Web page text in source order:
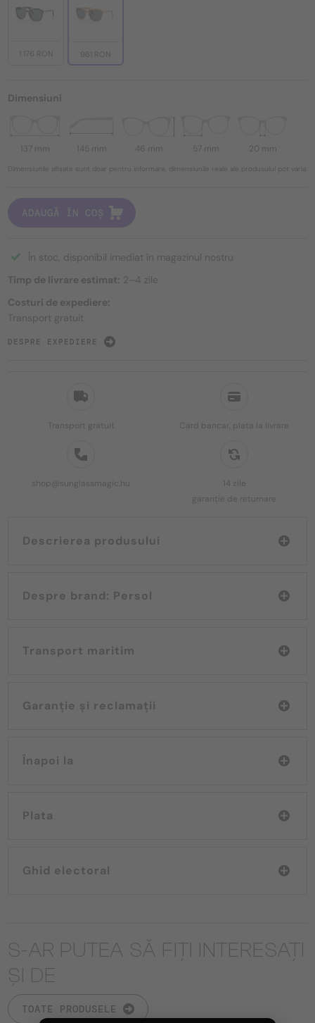
Transport gratuit Card bancar, plata la livrare
shop@sunglassmagic.hu
14 zile
garanție de returnare
Descrierea produsului
Despre brand: Persol
Transport maritim
Garanție și reclamații
Înapoi la
Plata
Ghid electoral
1 176 RON 961 RON
Dimensiuni
137 mm 145 mm 46 mm 57 mm 20 mm
Dimensiunile afișate sunt doar pentru informare, dimensiunile reale ale produsului pot varia.
ADAUGĂ ÎN COȘ
În stoc, disponibil imediat în magazinul nostru
Timp de livrare estimat: 2–4 zile
Costuri de expediere:
Transport gratuit
DESPRE EXPEDIERE
S-AR PUTEA SĂ FIȚI INTERESAȚI
ȘI DE
TOATE PRODUSELE